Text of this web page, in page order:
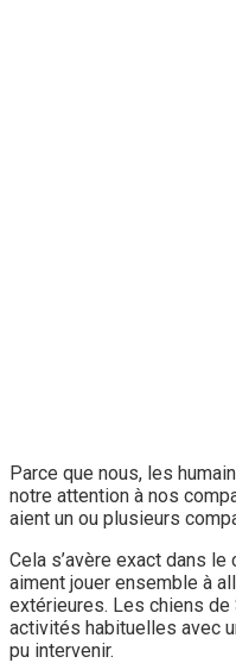
Parce que nous, les
notre attention à nos
aient un ou plusieurs
Cela s’avère exact dans
aiment jouer ensemble à
extérieures. Les chiens de
activités habituelles avec
pu intervenir.